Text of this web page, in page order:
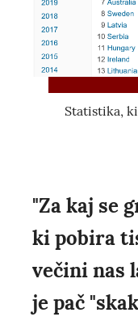
Statistika,
"Za kaj se
ki pobira
večini nas
je pač